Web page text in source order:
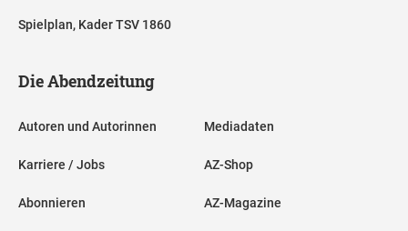
Spielplan, Kader TSV 1860
Die Abendzeitung
Autoren und Autorinnen
Karriere / Jobs
Abonnieren
Mediadaten
AZ-Shop
AZ-Magazine